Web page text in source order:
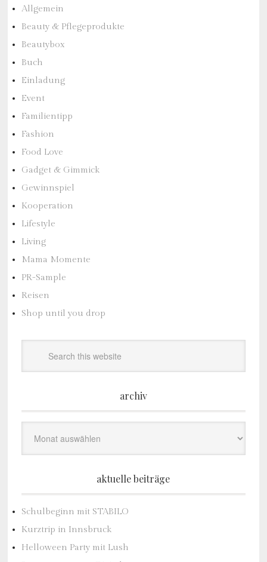
Allgemein
Beauty & Pflegeprodukte
Beautybox
Buch
Einladung
Event
Familientipp
Fashion
Food Love
Gadget & Gimmick
Gewinnspiel
Kooperation
Lifestyle
Living
Mama Momente
PR-Sample
Reisen
Shop until you drop
archiv
aktuelle beiträge
Schulbeginn mit STABILO
Kurztrip in Innsbruck
Helloween Party mit Lush